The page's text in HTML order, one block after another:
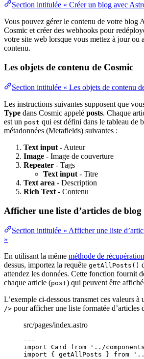
Section intitulée « Créer un blog avec
Vous pouvez gérer le contenu de votre blog
Cosmic et créer des webhooks pour
votre site web lorsque vous mettez à jour ou
contenu.
Les objets de contenu de Cosmic
Section intitulée « Les objets de contenu
Les instructions suivantes supposent que
Type dans Cosmic appelé posts. Chaque
est un post qui est défini dans le tableau de
métadonnées (Metafields) suivantes :
Text input - Auteur
Image - Image de couverture
Repeater - Tags
Text input - Titre
Text area - Description
Rich Text - Contenu
Afficher une liste d’articles de
Section intitulée « Afficher une liste
»
En utilisant la même méthode de
dessus, importez la requête getAllPosts()
attendez les données. Cette fonction fournit
chaque article (post) qui peuvent être
L’exemple ci-dessous transmet ces valeurs à
/> pour afficher une liste formatée d’articles
src/pages/index.astro
---
import Card from ' ../
import { getAllPosts } from '